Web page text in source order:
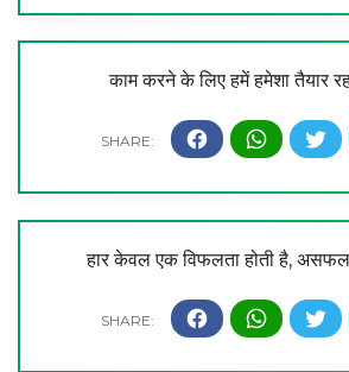
काम करने के लिए हमें हमेशा तैयार
हार केवल एक विफलता होती है, असफल